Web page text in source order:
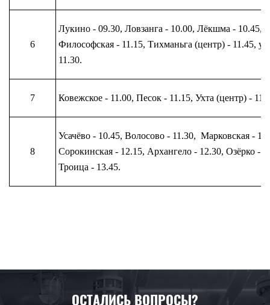
6
Лукино - 09.30, Ловзанга - 10.00, Лёкшма - 10.45,
Философская - 11.15, Тихманьга (центр) - 11.45, у
11.30.
7 Ковежское - 11.00, Песок - 11.15, Ухта (центр) -
8
Усачёво - 10.45, Волосово - 11.30, Марковская -
Сорокинская - 12.15, Архангело - 12.30, Озёрко -
Троица - 13.45.
ОСТАЛИСЬ ВОПРОСЫ?